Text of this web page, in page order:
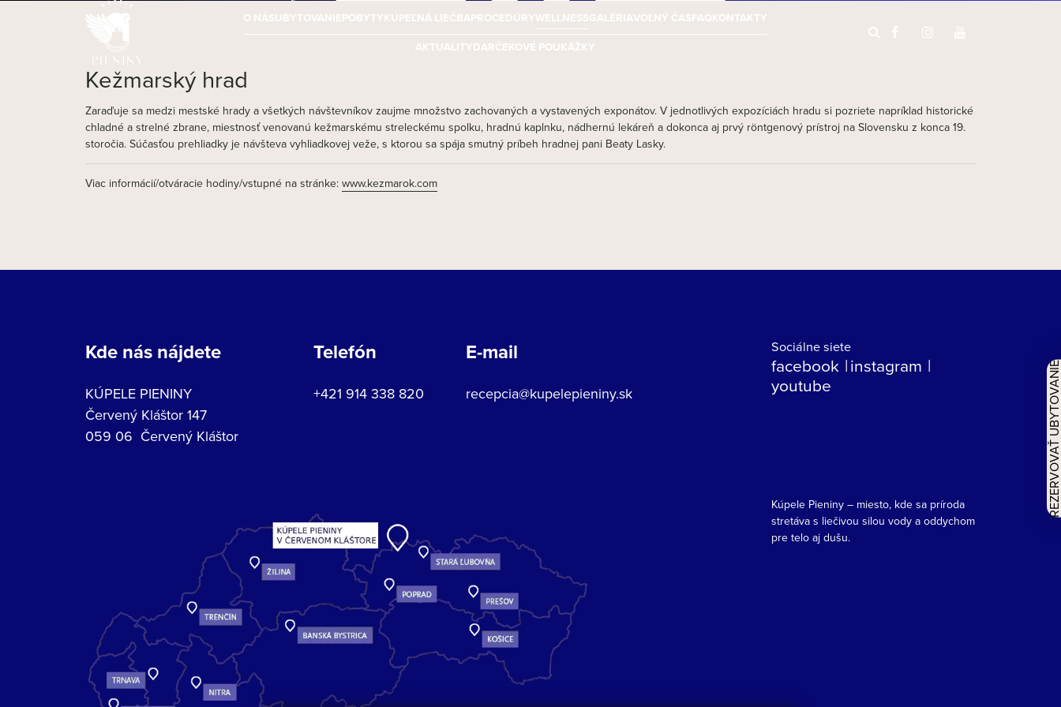
O NÁSUBYTOVANIEPOBYTYKÚPEĽNÁ LIEČBAPROCEDÚRYWELLNESSGALÉRIAVOĽNÝ ČASFAQKONTAKTY
AKTUALITYDARČEKOVÉ POUKÁŽKY
Kežmarský hrad
Zaraďuje sa medzi mestské hrady a všetkých návštevníkov zaujme množstvo zachovaných a vystavených exponátov. V jednotlivých expozíciách hradu si pozriete napríklad historické
chladné a strelné zbrane, miestnosť venovanú kežmarskému streleckému spolku, hradnú kaplnku, nádhernú lekáreň a dokonca aj prvý röntgenový prístroj na Slovensku z konca 19.
storočia. Súčasťou prehliadky je návšteva vyhliadkovej veže, s ktorou sa spája smutný príbeh hradnej pani Beaty Lasky.
Viac informácií/otváracie hodiny/vstupné na stránke: www.kezmarok.com
Kde nás nájdete
KÚPELE PIENINY
Červený Kláštor 147
059 06 Červený Kláštor
Telefón
+421 914 338 820
E-mail
recepcia@kupelepieniny.sk
Sociálne siete
facebook instagram
youtube
Kúpele Pieniny – miesto, kde sa príroda
stretáva s liečivou silou vody a oddychom
pre telo aj dušu.